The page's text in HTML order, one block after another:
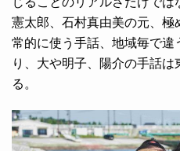
憲太郎、石村真由美の元、極
常的に使う手話、地域毎で
り、大や明子、陽介の手話
る。